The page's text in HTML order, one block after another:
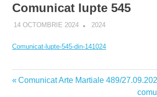
Comunicat lupte 545
14 OCTOMBRIE 2024 ALEXANDRA
2024
Comunicat-lupte-545-din-141024
Navigare
Articolul
Comunicat Arte Martiale 489/